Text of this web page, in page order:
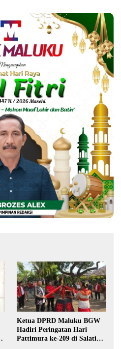
Ketua DPRD Maluku BGW
Hadiri Peringatan Hari
Pattimura ke-209 di Salatiga,